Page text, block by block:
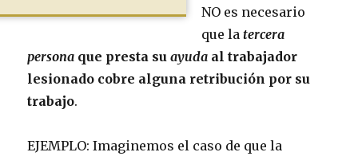
NO es necesario
que latercera
persona que presta suayuda al trabajador
lesionado cobre alguna retribución por su
trabajo.
EJEMPLO: Imaginemos el caso de que la